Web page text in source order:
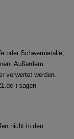
oder Schwermetalle,
Außerdem
verwertet werden.
) sagen
nicht in den